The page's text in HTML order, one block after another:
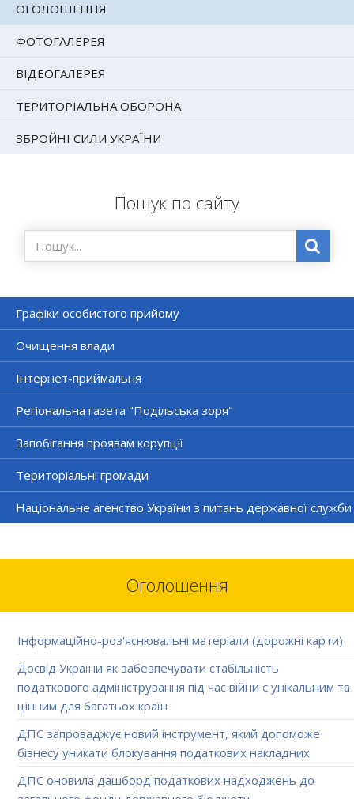
ОГОЛОШЕННЯ
ФОТОГАЛЕРЕЯ
ВІДЕОГАЛЕРЕЯ
ТЕРИТОРІАЛЬНА ОБОРОНА
ЗБРОЙНІ СИЛИ УКРАЇНИ
Пошук по сайту
Графіки особистого прийому
Очищення влади
Інтернет-приймальня
Регіональна газета "Подільська зоря"
Запобігання проявам корупції
Територіальні громади
Національне агенство України з питань державної служби
Оголошення
Інформаційно-роз'яснювальні матеріали (дорожні карти)
Досвід України як забезпечувати стабільність
податкового адміністрування під час війни є унікальним та
цінним для багатьох країн
ДПС запроваджує новий інструмент, який допоможе
бізнесу уникати блокування податкових накладних
ДПС оновила дашборд податкових надходжень до